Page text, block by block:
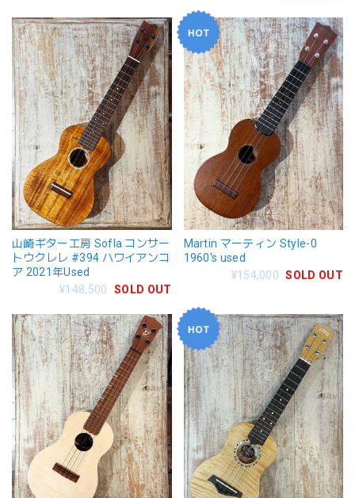
山崎ギター工房 Sofla コンサー
トウクレレ #394 ハワイアンコ
ア 2021年Used
¥148,500
SOLD OUT
Martin マーティン Style-0
1960's used
¥154,000 SOLD OUT